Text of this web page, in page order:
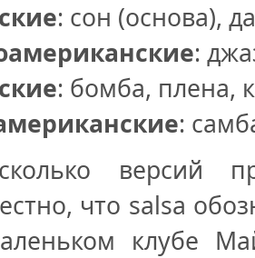
: сон (основа),
:
: бомба, плена,
:
версий
что salsa
клубе